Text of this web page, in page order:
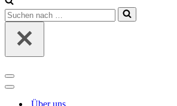
Suchen
nach …
Navigations-
Menü
Navigations-
Über uns